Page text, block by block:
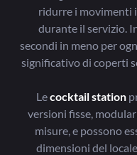
ridurre i movimenti
durante il servizio.
secondi in meno per
significativo di coperti
Lecocktail station
versioni fisse,
misure, e possono
dimensioni del